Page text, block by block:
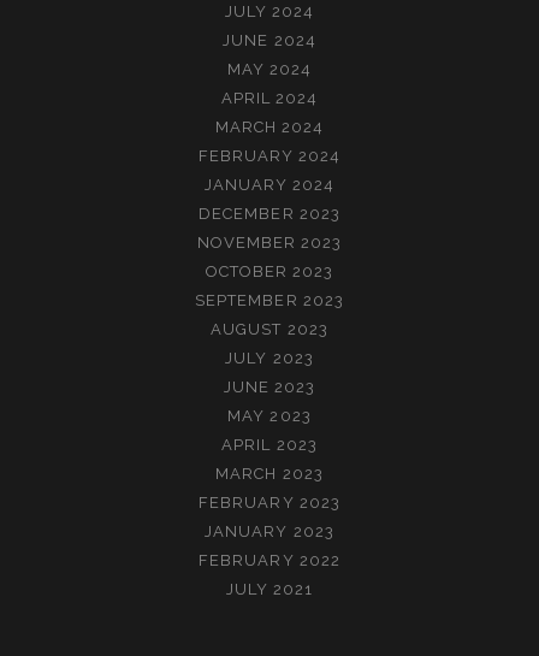
JULY 2024
JUNE 2024
MAY 2024
APRIL 2024
MARCH 2024
FEBRUARY 2024
JANUARY 2024
DECEMBER 2023
NOVEMBER 2023
OCTOBER 2023
SEPTEMBER 2023
AUGUST 2023
JULY 2023
JUNE 2023
MAY 2023
APRIL 2023
MARCH 2023
FEBRUARY 2023
JANUARY 2023
FEBRUARY 2022
JULY 2021